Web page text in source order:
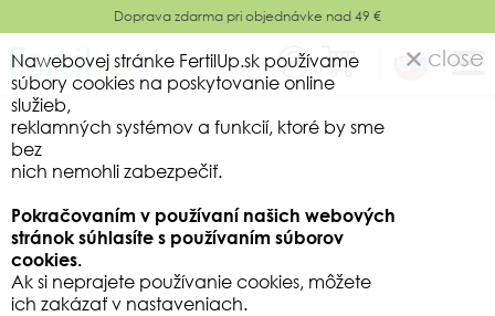
Doprava zdarma pri objednávke nad 49 €
close
Nawebovej stránke FertilUp.sk používame
súbory cookies na poskytovanie online
služieb,
reklamných systémov a funkcií, ktoré by sme
bez
nich nemohli zabezpečiť.
Pokračovaním v používaní našich webových
stránok súhlasíte s používaním súborov
cookies.
Ak si neprajete používanie cookies, môžete
ich zakázať v nastaveniach.